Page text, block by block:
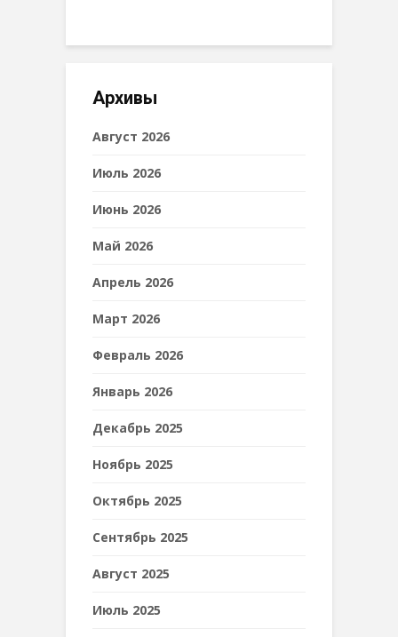
Архивы
Август 2026
Июль 2026
Июнь 2026
Май 2026
Апрель 2026
Март 2026
Февраль 2026
Январь 2026
Декабрь 2025
Ноябрь 2025
Октябрь 2025
Сентябрь 2025
Август 2025
Июль 2025